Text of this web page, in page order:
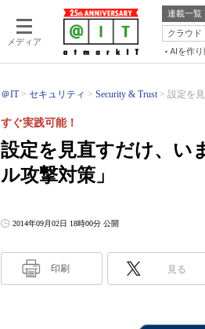
メディア
連載一覧
クラウド
AIを作
＠IT セキュリティ Security & Trust 設定を
設定を見直すだけ、い
ル攻撃対策」
すぐ実践可能！
2014年09月02日 18時00分 公開
印刷 見る